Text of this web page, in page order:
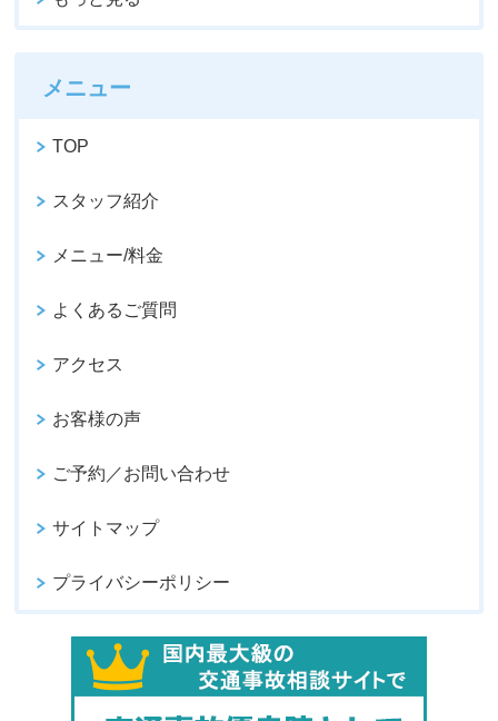
メニュー
TOP
スタッフ紹介
メニュー/料金
よくあるご質問
アクセス
お客様の声
ご予約／お問い合わせ
サイトマップ
プライバシーポリシー